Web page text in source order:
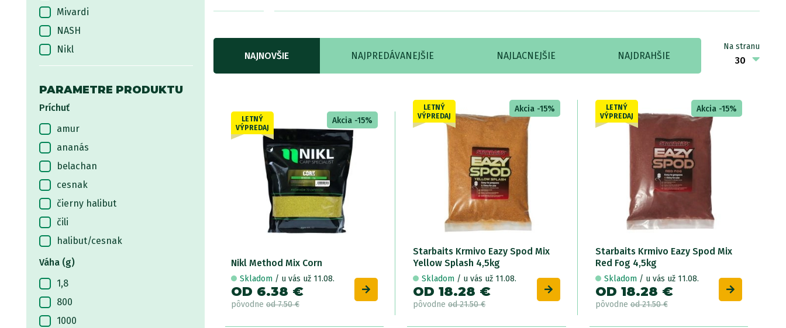
Mivardi
NASH
Nikl
Pirko Baits
Sensas
Starbaits
TB Baits
PARAMETRE PRODUKTU
Príchuť
amur
ananás
belachan
cesnak
čierny halibut
čili
halibut/cesnak
jahoda
jahoda/ryba
kalamár
korenie
Váha (g)
1,8
800
1000
NAJNOVŠIE NAJPREDÁVANEJŠIE NAJLACNEJŠIE NAJDRAHŠIE
Na stranu
LETNÝ
VÝPREDAJ
Akcia -15%
Nikl Method Mix Corn
Skladom / u vás už 11.08.
OD 6.38 €
pôvodne od 7.50 €
LETNÝ
VÝPREDAJ
Akcia -15%
Starbaits Krmivo Eazy Spod Mix
Yellow Splash 4,5kg
Skladom / u vás už 11.08.
OD 18.28 €
pôvodneod 21.50 €
LETNÝ
VÝPREDAJ
Akcia -15%
Starbaits Krmivo Eazy Spod Mix
Red Fog 4,5kg
Skladom / u vás už 11.08.
OD 18.28 €
pôvodneod 21.50 €